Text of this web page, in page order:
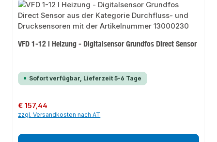
VFD 1-12 l Heizung - Digitalsensor Grundfos Direct Sensor
Sofort verfügbar, Lieferzeit 5-6 Tage
Regulärer Preis:
€ 157,44
zzgl. Versandkosten nach AT